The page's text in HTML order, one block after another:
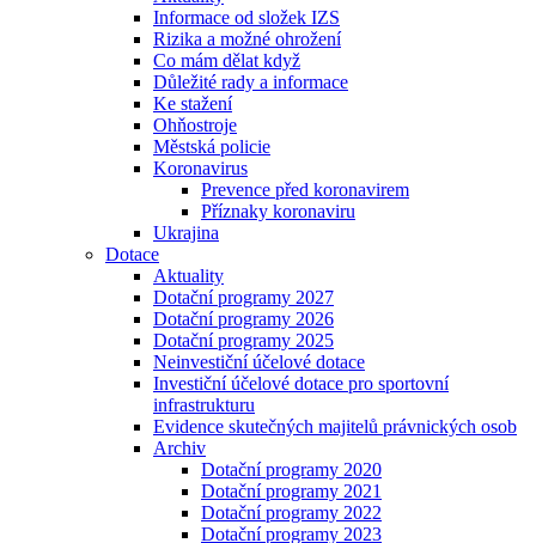
Informace od složek IZS
Rizika a možné ohrožení
Co mám dělat když
Důležité rady a informace
Ke stažení
Ohňostroje
Městská policie
Koronavirus
Prevence před koronavirem
Příznaky koronaviru
Ukrajina
Dotace
Aktuality
Dotační programy 2027
Dotační programy 2026
Dotační programy 2025
Neinvestiční účelové dotace
Investiční účelové dotace pro sportovní
infrastrukturu
Evidence skutečných majitelů právnických osob
Archiv
Dotační programy 2020
Dotační programy 2021
Dotační programy 2022
Dotační programy 2023